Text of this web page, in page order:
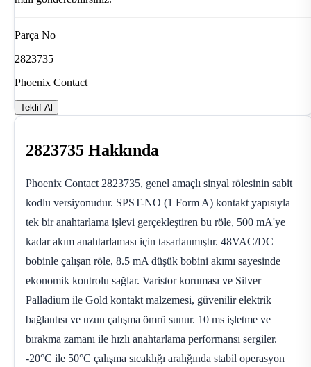
Parça No
2823735
Phoenix Contact
Teklif Al
2823735 Hakkında
Phoenix Contact 2823735, genel amaçlı sinyal rölesinin sabit
kodlu versiyonudur. SPST-NO (1 Form A) kontakt yapısıyla
tek bir anahtarlama işlevi gerçekleştiren bu röle, 500 mA'ye
kadar akım anahtarlaması için tasarlanmıştır. 48VAC/DC
bobinle çalışan röle, 8.5 mA düşük bobini akımı sayesinde
ekonomik kontrolu sağlar. Varistor koruması ve Silver
Palladium ile Gold kontakt malzemesi, güvenilir elektrik
bağlantısı ve uzun çalışma ömrü sunur. 10 ms işletme ve
bırakma zamanı ile hızlı anahtarlama performansı sergiler.
-20°C ile 50°C çalışma sıcaklığı aralığında stabil operasyon